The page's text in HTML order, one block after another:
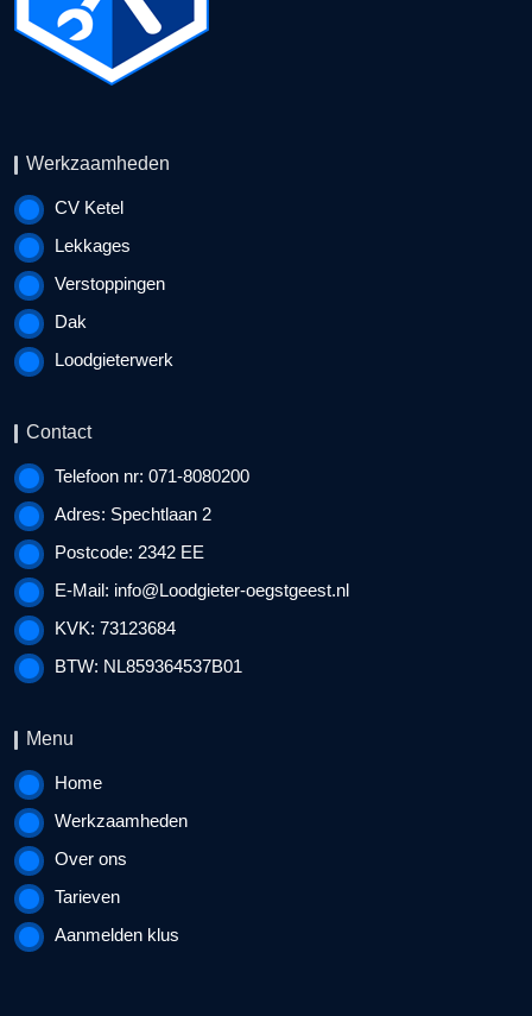
Werkzaamheden
CV Ketel
Lekkages
Verstoppingen
Dak
Loodgieterwerk
Contact
Telefoon nr: 071-8080200
Adres: Spechtlaan 2
Postcode: 2342 EE
E-Mail: info@Loodgieter-oegstgeest.nl
KVK: 73123684
BTW: NL859364537B01
Menu
Home
Werkzaamheden
Over ons
Tarieven
Aanmelden klus